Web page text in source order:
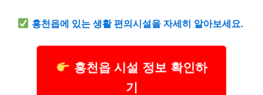
홍천읍에 있는 생활 편의시설을 자세히 알아보세요.
홍천읍 시설 정보 확인하
기